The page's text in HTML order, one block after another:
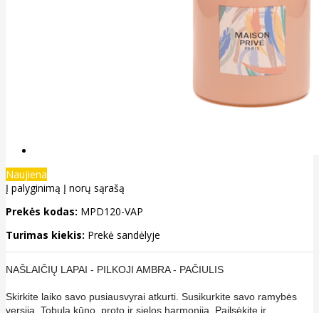
Naujiena
Į palyginimą Į norų sąrašą
Prekės kodas: MPD120-VAP
Turimas kiekis: Prekė sandėlyje
NAŠLAIČIŲ LAPAI - PILKOJI AMBRA - PAČIULIS
Skirkite laiko savo pusiausvyrai atkurti. Susikurkite savo ramybės
versiją. Tobula kūno, proto ir sielos harmonija. Pailsėkite ir